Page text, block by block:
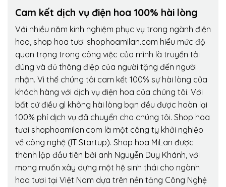
Cam kết dịch vụ điện hoa 100% hài lòng
Với nhiều năm kinh nghiệm phục vụ trong ngành điện
hoa, shop hoa tươi shophoamilan.com hiểu mức độ
quan trọng trong công việc của mình là truyền tải
đúng và đủ thông điệp của người tặng đến người
nhận. Vì thế chúng tôi cam kết 100% sự hài lòng của
khách hàng với dịch vụ điện hoa của chúng tôi. Với
bất cứ điều gì không hài lòng bạn đều được hoàn lại
100% phí dịch vụ đã chuyển cho chúng tôi. Shop hoa
tươi shophoamilan.com là một công ty khởi nghiệp
về công nghệ (IT Startup). Shop hoa MiLan được
thành lập đầu tiên bởi anh Nguyễn Duy Khánh, với
mong muốn xây dựng một hệ sinh thái cho ngành
hoa tươi tại Việt Nam dựa trên nền tảng Công Nghệ